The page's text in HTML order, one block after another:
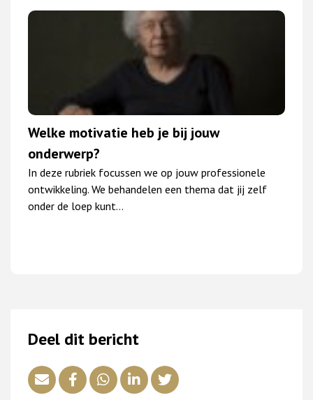
Welke motivatie heb je bij jouw
onderwerp?
In deze rubriek focussen we op jouw professionele
ontwikkeling. We behandelen een thema dat jij zelf
onder de loep kunt…
Deel dit bericht